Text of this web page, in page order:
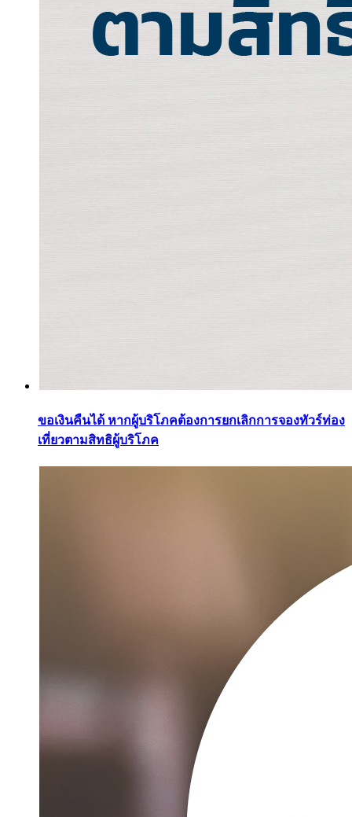
ขอเงินคืนได้ หากผู้บริโภคต้องการยกเลิกการจองทัวร์ท่อง
เที่ยวตามสิทธิผู้บริโภค